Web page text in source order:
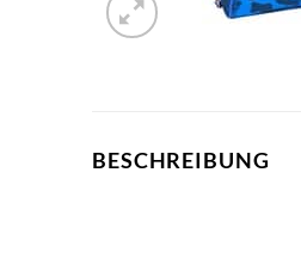
BESCHREIBUNG